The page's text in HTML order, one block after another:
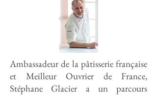
Ambassadeur de la pâtisserie française
et Meilleur Ouvrier de France,
Stéphane Glacier a un parcours